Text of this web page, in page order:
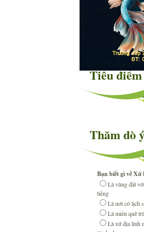
Tiêu điểm
Thăm dò
Bạn biết gì về
Là vùng đất
tiếng
Là nơi có lịch
Là miền quê
Là xứ địa linh